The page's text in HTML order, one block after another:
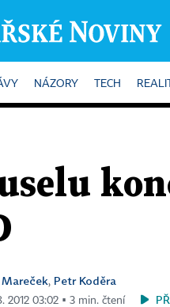
NÁZORY TECH
Mareček, Petr Koděra
2012 03:02 ▪ 3 min. čtení